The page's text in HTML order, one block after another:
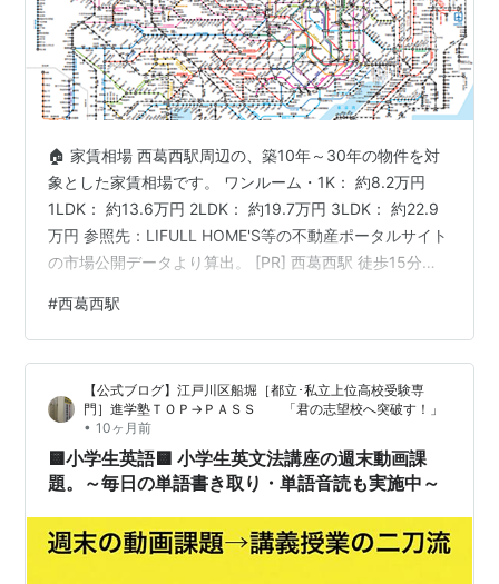
🏠 家賃相場 西葛西駅周辺の、築10年～30年の物件を対
象とした家賃相場です。 ワンルーム・1K： 約8.2万円
1LDK： 約13.6万円 2LDK： 約19.7万円 3LDK： 約22.9
万円 参照先：LIFULL HOME'S等の不動産ポータルサイト
の市場公開データより算出。 [PR] 西葛西駅 徒歩15分以
24時間営業のスーパーや多彩な飲食店が駅前に集結し、
生活利便性の極めて高い街です。 １日の乗降客数 東京地
下鉄：約96,500人 東京メトロ東西線（中野・三鷹方面／
西船橋・津田沼・東葉勝田台方面） 停車する列車の優等
種別： …
#西葛西駅
【公式ブログ】江戸川区船堀［都立･私立上位高校受験専
門］進学塾ＴＯＰ→ＰＡＳＳ 「君の志望校へ突破す！」
• 10ヶ月前
🟨小学生英語🟨 小学生英文法講座の週末動画課
題。～毎日の単語書き取り・単語音読も実施中～